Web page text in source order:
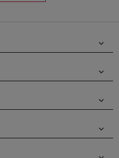
keyboard_arrow_down
keyboard_arrow_down
keyboard_arrow_down
keyboard_arrow_down